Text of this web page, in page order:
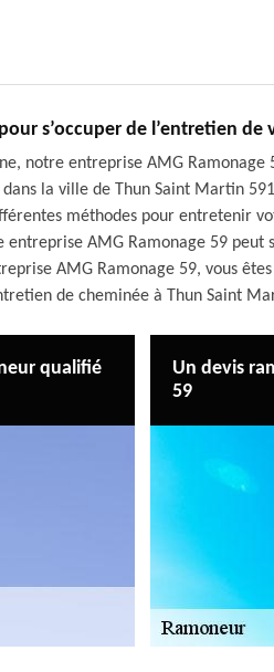
s’occuper de l’entretien
notre entreprise AMG Ramonage
la ville de Thun Saint Martin
méthodes pour entretenir
AMG Ramonage 59 peut
AMG Ramonage 59, vous
de cheminée à Thun Saint
qualifié
Un devis
59